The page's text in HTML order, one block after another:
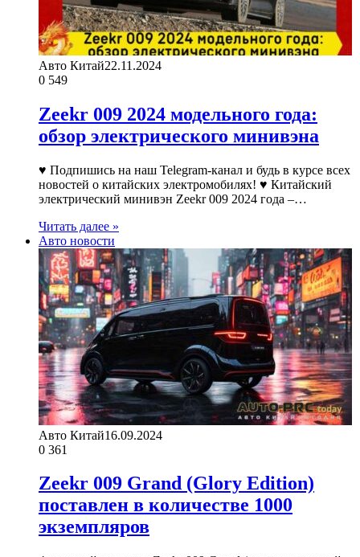
Авто Китай22.11.2024
0 549
Zeekr 009 2024 модельного года:
обзор электрического минивэна
♥ Подпишись на наш Telegram-канал и будь в курсе всех
новостей о китайских электромобилях! ♥ Китайский
электрический минивэн Zeekr 009 2024 года –…
Читать далее »
Авто новости
Авто Китай16.09.2024
0 361
Zeekr 009 Grand (Glory Edition)
поставлен в количестве 1000
экземпляров